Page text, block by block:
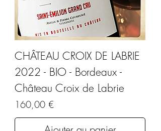
CHÂTEAU CROIX DE LABRIE
2022 - BIO - Bordeaux -
Château Croix de Labrie
Prix
160,00 €